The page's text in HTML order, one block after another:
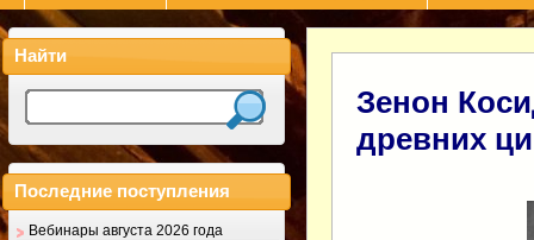
Зенон
древних
Найти
Последние поступления
Вебинары августа 2026 года